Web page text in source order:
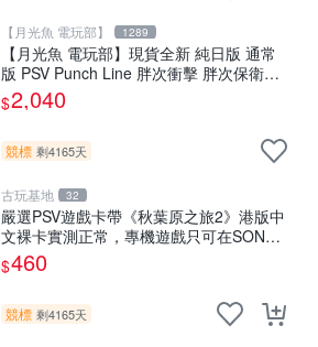
【月光魚 電玩部】 1289
【月光魚 電玩部】現貨全新 純日版 通常
版 PSV Punch Line 胖次衝擊 胖次保衛陣
線 普通版 純日版
$2,040
競標 剩4165天
古玩基地 32
嚴選PSV遊戲卡帶《秋葉原之旅2》港版中
文裸卡實測正常，專機遊戲只可在SONY
PSV上運行 卡帶 psv 港版
$460
競標 剩4165天